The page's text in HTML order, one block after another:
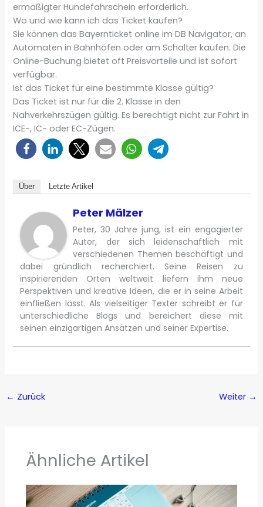
ermäßigter Hundefahrschein erforderlich.
Wo und wie kann ich das Ticket kaufen?
Sie können das Bayernticket online im DB Navigator, an
Automaten in Bahnhöfen oder am Schalter kaufen. Die
Online-Buchung bietet oft Preisvorteile und ist sofort
verfügbar.
Ist das Ticket für eine bestimmte Klasse gültig?
Das Ticket ist nur für die 2. Klasse in den
Nahverkehrszügen gültig. Es berechtigt nicht zur Fahrt in
ICE-, IC- oder EC-Zügen.
Über Letzte Artikel
Peter Mälzer
Peter, 30 Jahre jung, ist ein engagierter
Autor, der sich leidenschaftlich mit
verschiedenen Themen beschäftigt und
dabei gründlich recherchiert. Seine Reisen zu
inspirierenden Orten weltweit liefern ihm neue
Perspektiven und kreative Ideen, die er in seine Arbeit
einfließen lässt. Als vielseitiger Texter schreibt er für
unterschiedliche Blogs und bereichert diese mit
seinen einzigartigen Ansätzen und seiner Expertise.
← Zurück Weiter →
Ähnliche Artikel